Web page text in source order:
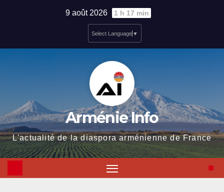
9 août 2026 1 h 17 min
Select Language ▼
Arménie Info
L'actualité de la diaspora arménienne de France